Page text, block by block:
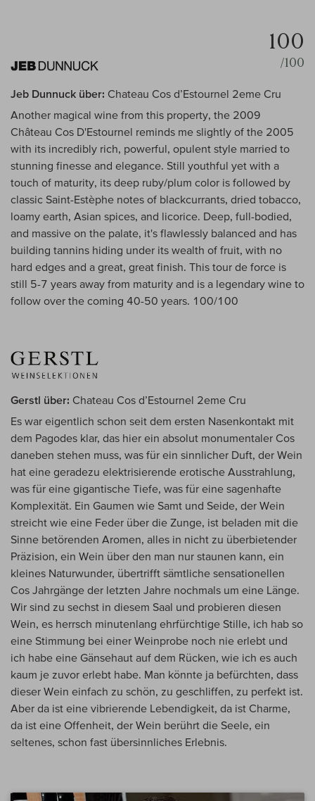
100
/100
Jeb Dunnuck über: Chateau Cos d’Estournel 2eme Cru
Another magical wine from this property, the 2009
Château Cos D'Estournel reminds me slightly of the 2005
with its incredibly rich, powerful, opulent style married to
stunning finesse and elegance. Still youthful yet with a
touch of maturity, its deep ruby/plum color is followed by
classic Saint-Estèphe notes of blackcurrants, dried tobacco,
loamy earth, Asian spices, and licorice. Deep, full-bodied,
and massive on the palate, it's flawlessly balanced and has
building tannins hiding under its wealth of fruit, with no
hard edges and a great, great finish. This tour de force is
still 5-7 years away from maturity and is a legendary wine to
follow over the coming 40-50 years. 100/100
Gerstl über: Chateau Cos d’Estournel 2eme Cru
Es war eigentlich schon seit dem ersten Nasenkontakt mit
dem Pagodes klar, das hier ein absolut monumentaler Cos
daneben stehen muss, was für ein sinnlicher Duft, der Wein
hat eine geradezu elektrisierende erotische Ausstrahlung,
was für eine gigantische Tiefe, was für eine sagenhafte
Komplexität. Ein Gaumen wie Samt und Seide, der Wein
streicht wie eine Feder über die Zunge, ist beladen mit die
Sinne betörenden Aromen, alles in nicht zu überbietender
Präzision, ein Wein über den man nur staunen kann, ein
kleines Naturwunder, übertrifft sämtliche sensationellen
Cos Jahrgänge der letzten Jahre nochmals um eine Länge.
Wir sind zu sechst in diesem Saal und probieren diesen
Wein, es herrsch minutenlang ehrfürchtige Stille, ich hab so
eine Stimmung bei einer Weinprobe noch nie erlebt und
ich habe eine Gänsehaut auf dem Rücken, wie ich es auch
kaum je zuvor erlebt habe. Man könnte ja befürchten, dass
dieser Wein einfach zu schön, zu geschliffen, zu perfekt ist.
Aber da ist eine vibrierende Lebendigkeit, da ist Charme,
da ist eine Offenheit, der Wein berührt die Seele, ein
seltenes, schon fast übersinnliches Erlebnis.